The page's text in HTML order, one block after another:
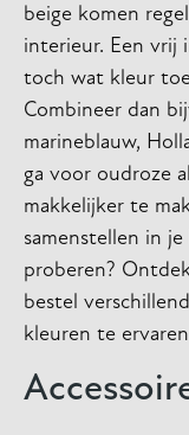
beige komen
interieur. Een vrij
toch wat kleur
Combineer dan
marineblauw,
ga voor oudroze
makkelijker te
samenstellen in
proberen?
bestel
kleuren te